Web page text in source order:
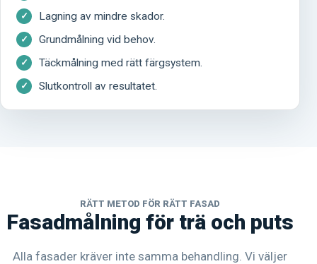
Lagning av mindre skador.
Grundmålning vid behov.
Täckmålning med rätt färgsystem.
Slutkontroll av resultatet.
RÄTT METOD FÖR RÄTT FASAD
Fasadmålning för trä och puts
Alla fasader kräver inte samma behandling. Vi väljer